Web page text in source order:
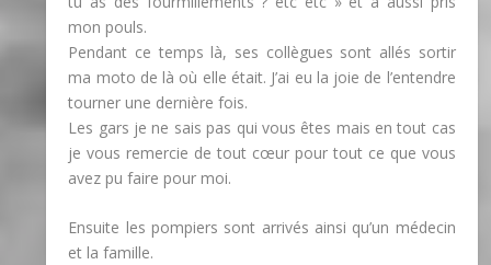
mon pouls.
Pendant ce temps là, ses collègues sont allés sortir
ma moto de là où elle était. J’ai eu la joie de l’entendre
tourner une dernière fois.
Les gars je ne sais pas qui vous êtes mais en tout cas
je vous remercie de tout cœur pour tout ce que vous
avez pu faire pour moi.
Ensuite les pompiers sont arrivés ainsi qu’un médecin
et la famille.